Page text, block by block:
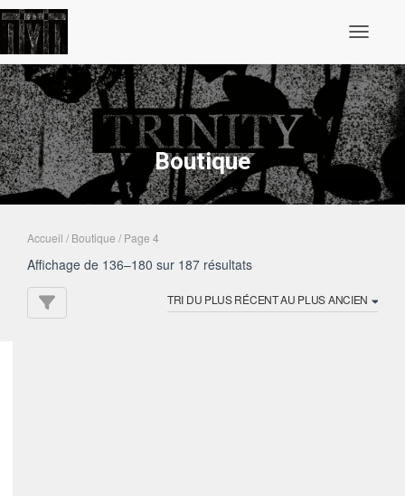
Boutique
Accueil / Boutique / Page 4
Affichage de 136–180 sur 187 résultatsTrié
plus
récent